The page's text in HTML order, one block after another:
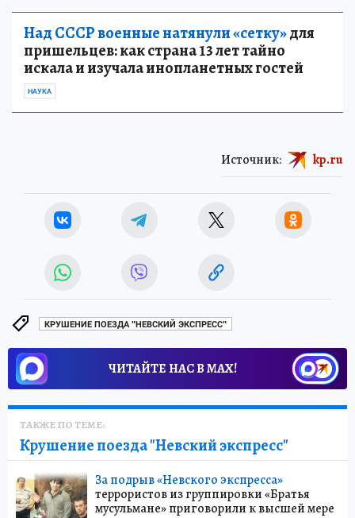
Над СССР военные натянули «сетку»для
пришельцев: как страна 13 лет тайно
искала и изучала инопланетных гостей
НАУКА
Источник: kp.ru
КРУШЕНИЕ ПОЕЗДА "НЕВСКИЙ ЭКСПРЕСС"
ЧИТАЙТЕ НАС В МАХ!
ТАКЖЕ ПО ТЕМЕ:
Крушение поезда "Невский экспресс"
За подрыв «Невского экспресса»
террористов из группировки «Братья
мусульмане» приговорили к высшей мере